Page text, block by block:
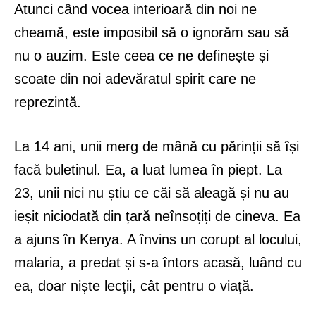
Atunci când vocea interioară din noi ne
cheamă, este imposibil să o ignorăm sau să
nu o auzim. Este ceea ce ne definește și
scoate din noi adevăratul spirit care ne
reprezintă.
La 14 ani, unii merg de mână cu părinții să își
facă buletinul. Ea, a luat lumea în piept. La
23, unii nici nu știu ce căi să aleagă și nu au
ieșit niciodată din țară neînsoțiți de cineva. Ea
a ajuns în Kenya. A învins un corupt al locului,
malaria, a predat și s-a întors acasă, luând cu
ea, doar niște lecții, cât pentru o viață.